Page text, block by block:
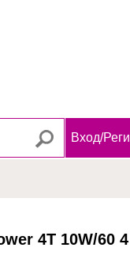
Вход/
4T 10W/60